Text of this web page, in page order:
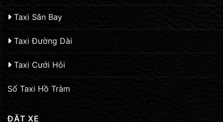
Taxi Sân Bay
Taxi Đường Dài
Taxi Cưới Hỏi
Số Taxi Hồ Tràm
ĐẶT XE